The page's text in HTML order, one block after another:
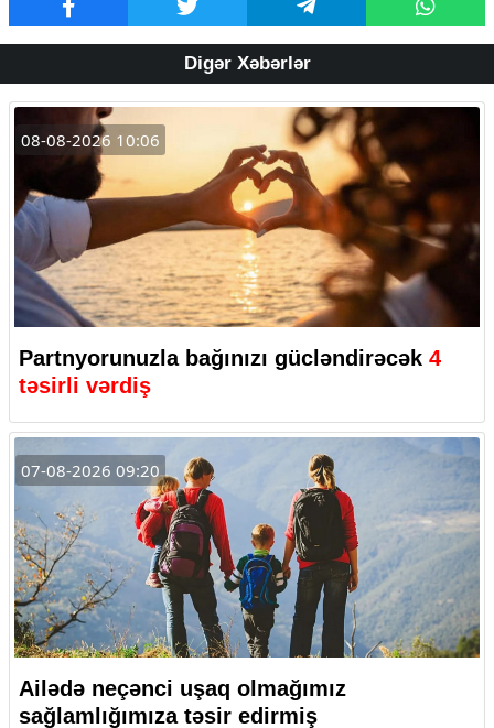
Digər Xəbərlər
08-08-2026 10:06
Partnyorunuzla bağınızı gücləndirəcək 4
təsirli vərdiş
07-08-2026 09:20
Ailədə neçənci uşaq olmağımız
sağlamlığımıza təsir edirmiş